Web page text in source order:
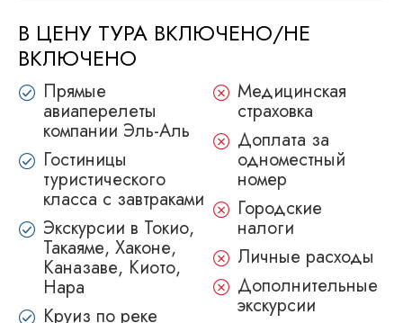
В ЦЕНУ ТУРА ВКЛЮЧЕНО/НЕ
ВКЛЮЧЕНО
Прямые
авиаперелеты
компании Эль-Аль
Гостиницы
туристического
класса с завтраками
Экскурсии в Токио,
Такаяме, Хаконе,
Каназаве, Киото,
Нара
Круиз по реке
Медицинскaя
страховкa
Доплата за
одноместный
номер
Городские
налоги
Личные расходы
Дополнительные
экскурсии